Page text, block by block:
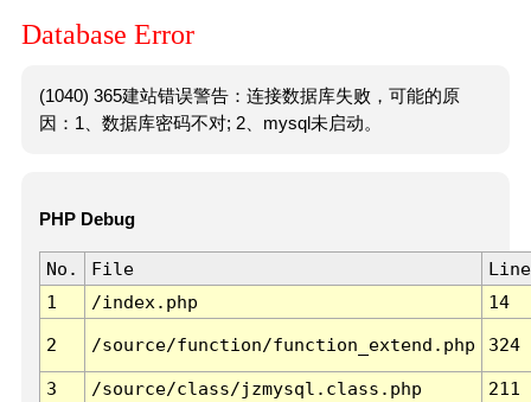
Database Error
(1040) 365建站错误警告：连接数据库失败，可能的原
因：1、数据库密码不对; 2、mysql未启动。
PHP Debug
No. File
Line
1
/index.php 14
2 /source/function/function_extend.php 324
3 /source/class/jzmysql.class.php
211